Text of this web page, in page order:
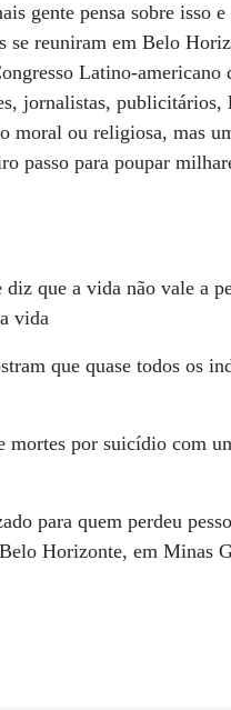
gente pensa sobre
se reuniram em Belo
Latino-americano
jornalistas,
moral ou religiosa, mas
passo para poupar
que a vida não vale a
vida
que quase todos os
por suicídio com
para quem perdeu
Horizonte, em Minas